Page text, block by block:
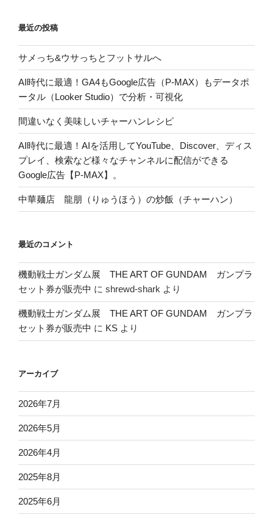
最近の投稿
サメっち&ウサっちとフットサルへ
AI時代に最適！GA4もGoogle広告（P-MAX）もデータポ
ータル（Looker Studio）で分析・可視化
間違いなく美味しいチャーハンレシピ
AI時代に最適！AIを活用してYouTube、Discover、ディス
プレイ、検索など様々なチャンネルに配信ができる
Google広告【P-MAX】。
中華麺店 龍朋（りゅうほう）の炒飯（チャーハン）
最近のコメント
機動戦士ガンダム展 THE ART OF GUNDAM ガンプラ
セット券が販売中 に shrewd-shark より
機動戦士ガンダム展 THE ART OF GUNDAM ガンプラ
セット券が販売中 に KS より
アーカイブ
2026年7月
2026年5月
2026年4月
2025年8月
2025年6月